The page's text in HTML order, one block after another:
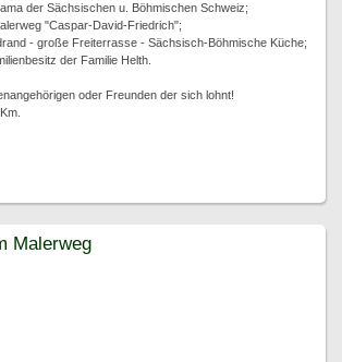
der Sächsischen u. Böhmischen Schweiz;
"Caspar-David-Friedrich";
- große Freiterrasse - Sächsisch-Böhmische Küche;
der Familie Helth.
oder Freunden der sich lohnt!
Malerweg